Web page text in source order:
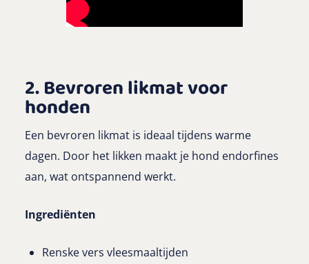
2. Bevroren likmat voor
honden
Een bevroren likmat is ideaal tijdens warme
dagen. Door het likken maakt je hond endorfines
aan, wat ontspannend werkt.
Ingrediënten
Renske vers vleesmaaltijden